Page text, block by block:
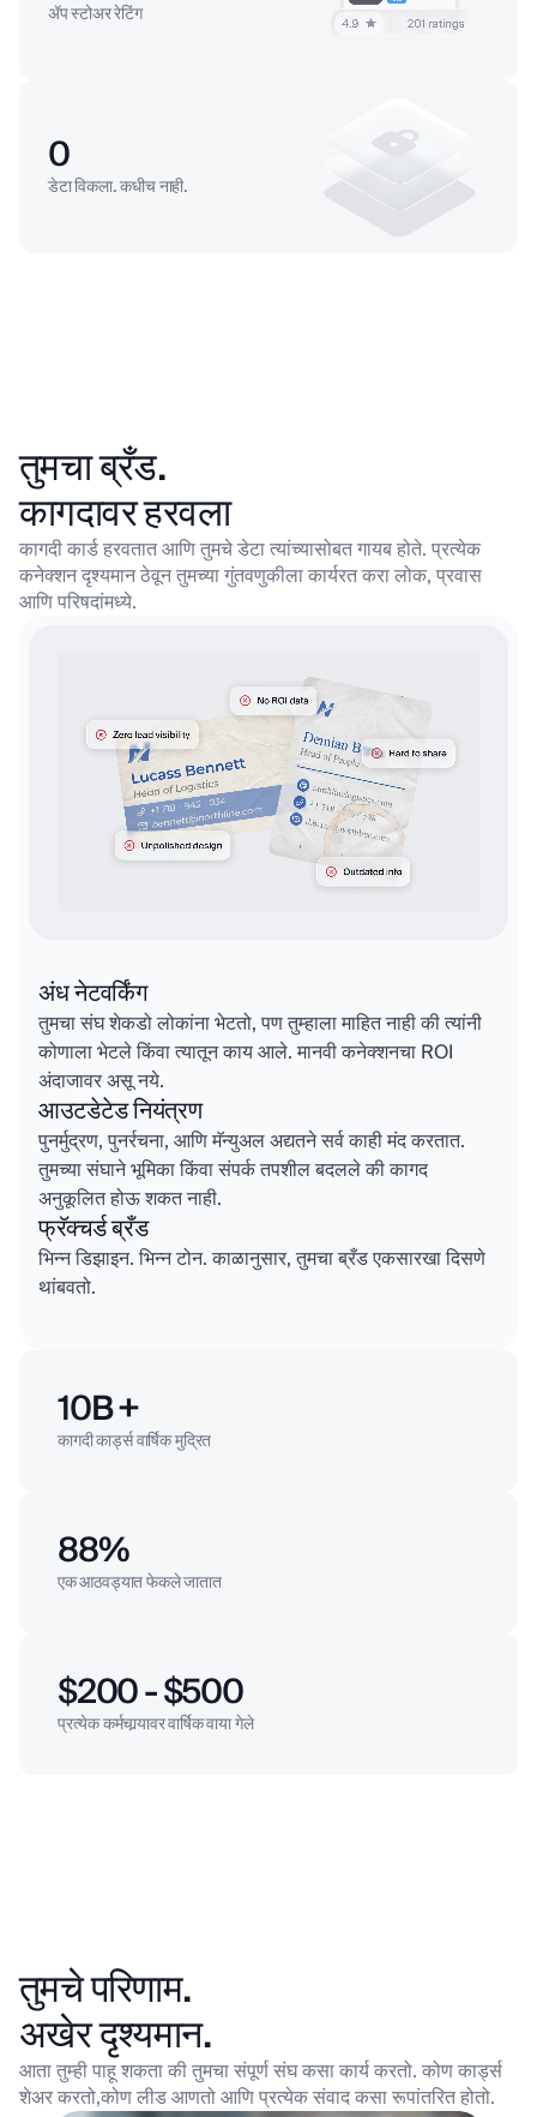
ॲप स्टोअर रेटिंग
0
डेटा विकला. कधीच नाही.
तुमचा ब्रँड.
कागदावर हरवला
कागदी कार्ड हरवतात आणि तुमचे डेटा त्यांच्यासोबत गायब होते. प्रत्येक
कनेक्शन दृश्यमान ठेवून तुमच्या गुंतवणुकीला कार्यरत करालोक, प्रवास
आणि परिषदांमध्ये.
अंध नेटवर्किंग
तुमचा संघ शेकडो लोकांना भेटतो, पण तुम्हाला माहित नाही की त्यांनी
कोणाला भेटले किंवा त्यातून काय आले. मानवी कनेक्शनचा ROI
अंदाजावर असू नये.
आउटडेटेड नियंत्रण
पुनर्मुद्रण, पुनर्रचना, आणि मॅन्युअल अद्यतने सर्व काही मंद करतात.
तुमच्या संघाने भूमिका किंवा संपर्क तपशील बदलले की कागद
अनुकूलित होऊ शकत नाही.
फ्रॅक्चर्ड ब्रँड
भिन्न डिझाइन. भिन्न टोन. काळानुसार, तुमचा ब्रँड एकसारखा दिसणे
थांबवतो.
10B +
कागदी कार्ड्स वार्षिक मुद्रित
88%
एक आठवड्यात फेकले जातात
$200 - $500
प्रत्येक कर्मचार्‍यावर वार्षिक वाया गेले
तुमचे परिणाम.
अखेर दृश्यमान.
आता तुम्ही पाहू शकता की तुमचा संपूर्ण संघ कसा कार्य करतो. कोण कार्ड्स
शेअर करतो,कोण लीड आणतो आणि प्रत्येक संवाद कसा रूपांतरित होतो.